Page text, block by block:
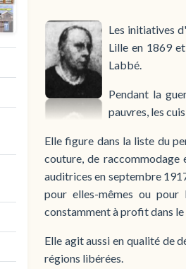
Les initiatives
Lille en 1869
Labbé.
Pendant la
pauvres, les
Elle figure dans la liste du
couture, de
auditrices en septembre
pour elles-mêmes ou
constamment à profit dans le
Elle agit aussi en qualité de
régions libérées.